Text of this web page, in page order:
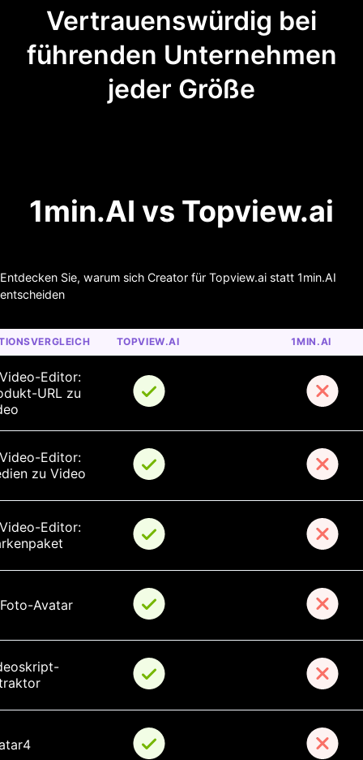
Vertrauenswürdig bei
führenden Unternehmen
jeder Größe
1min.AI vs Topview.ai
Entdecken Sie, warum sich Creator für Topview.ai statt 1min.AI
entscheiden
TOPVIEW.AI 1MIN.AI
Editor:
URL zu
Editor:
zu Video
Editor:
Avatar